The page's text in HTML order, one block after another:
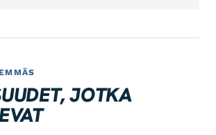
JOTKA